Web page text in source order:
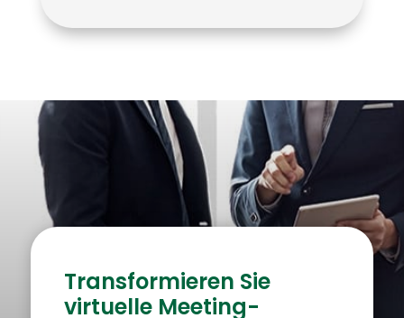
Transformieren Sie
virtuelle Meeting-